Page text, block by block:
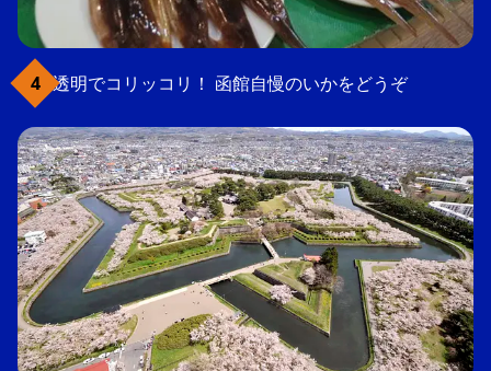
透明でコリッコリ！ 函館自慢のいかをどうぞ